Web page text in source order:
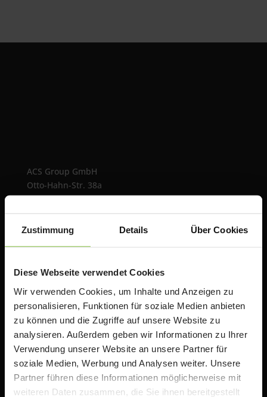
Zustimmung Details Über Cookies
Diese Webseite verwendet Cookies
Wir verwenden Cookies, um Inhalte und Anzeigen zu
personalisieren, Funktionen für soziale Medien anbieten
zu können und die Zugriffe auf unsere Website zu
analysieren. Außerdem geben wir Informationen zu Ihrer
Verwendung unserer Website an unsere Partner für
soziale Medien, Werbung und Analysen weiter. Unsere
Partner führen diese Informationen möglicherweise mit
weiteren Daten zusammen, die Sie ihnen bereitgestellt
ACS Group GmbH
Otto-Hahn-Str. 38a
85521 Ottobrunn / Riemerling
Deutschland
e:teacherstore@acsgroup.de
t: +49 (0)89 1893130-10
Über uns
Die ACS Group betreibt mit TeacherStore.de ein
Online Portal für Lehrer & Schulen mit exklusiven
Rabatten auf Apple Produkte. Wir bieten zusätzlich
Informationen, Schulungen und Workshops rund um
das Thema iPad in der Schule an.